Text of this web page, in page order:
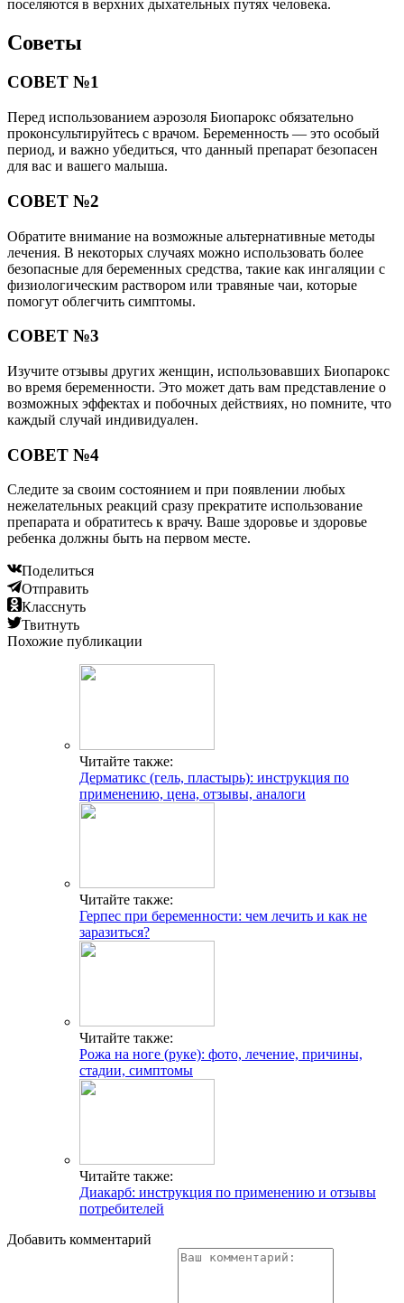
поселяются в верхних дыхательных путях человека.
Советы
СОВЕТ №1
Перед использованием аэрозоля Биопарокс обязательно
проконсультируйтесь с врачом. Беременность — это особый
период, и важно убедиться, что данный препарат безопасен
для вас и вашего малыша.
СОВЕТ №2
Обратите внимание на возможные альтернативные методы
лечения. В некоторых случаях можно использовать более
безопасные для беременных средства, такие как ингаляции с
физиологическим раствором или травяные чаи, которые
помогут облегчить симптомы.
СОВЕТ №3
Изучите отзывы других женщин, использовавших Биопарокс
во время беременности. Это может дать вам представление о
возможных эффектах и побочных действиях, но помните, что
каждый случай индивидуален.
СОВЕТ №4
Следите за своим состоянием и при появлении любых
нежелательных реакций сразу прекратите использование
препарата и обратитесь к врачу. Ваше здоровье и здоровье
ребенка должны быть на первом месте.
Поделиться
Отправить
Класснуть
Твитнуть
Похожие публикации
Читайте также:
Дерматикс (гель, пластырь): инструкция по
применению, цена, отзывы, аналоги
Читайте также:
Герпес при беременности: чем лечить и как не
заразиться?
Читайте также:
Рожа на ноге (руке): фото, лечение, причины,
стадии, симптомы
Читайте также:
Диакарб: инструкция по применению и отзывы
потребителей
Добавить комментарий